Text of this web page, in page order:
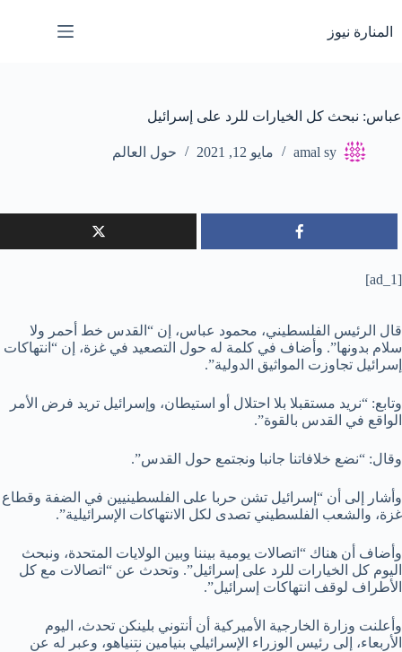
إلى
المحتوى
المنارة نيوز
عباس: نبحث كل الخيارات للرد على إسرائيل
amal sy مايو 12, 2021 حول العالم
[ad_1]
قال الرئيس الفلسطيني، محمود عباس، إن “القدس خط أحمر ولا
سلام بدونها”. وأضاف في كلمة له حول التصعيد في غزة، إن “انتهاكات
إسرائيل تجاوزت المواثيق الدولية”.
وتابع: “نريد مستقبلا بلا احتلال أو استيطان، وإسرائيل تريد فرض الأمر
الواقع في القدس بالقوة”.
وقال: “نضع خلافاتنا جانبا ونجتمع حول القدس”.
وأشار إلى أن “إسرائيل تشن حربا على الفلسطينيين في الضفة وقطاع
غزة، والشعب الفلسطيني تصدى لكل الانتهاكات الإسرائيلية”.
وأضاف أن هناك “اتصالات يومية بيننا وبين الولايات المتحدة، ونبحث
اليوم كل الخيارات للرد على إسرائيل”. وتحدث عن “اتصالات مع كل
الأطراف لوقف انتهاكات إسرائيل”.
وأعلنت وزارة الخارجية الأميركية أن أنتوني بلينكن تحدث، اليوم
الأربعاء، إلى رئيس الوزراء الإسرائيلي بنيامين نتنياهو، وعبر له عن